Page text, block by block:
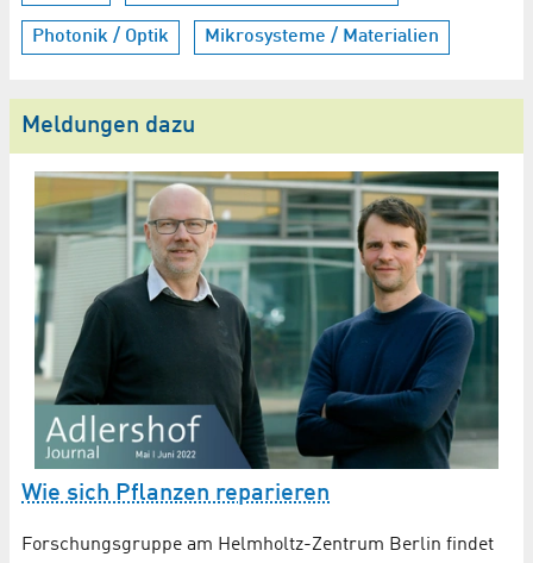
Photonik / Optik Mikrosysteme / Materialien
Meldungen dazu
Wie sich Pflanzen reparieren
Forschungsgruppe am Helmholtz-Zentrum Berlin findet